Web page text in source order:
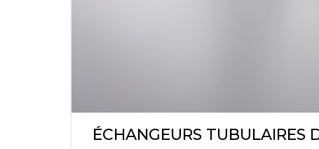
ÉCHANGEURS TUBULAIRES